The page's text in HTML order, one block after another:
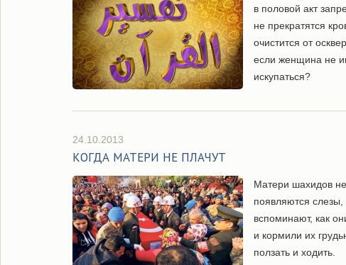
в половой акт
не прекратятся
очистится от
если женщина не
искупаться?
24.10.2013
КОГДА МАТЕРИ НЕ ПЛАЧУТ
Матери шахидов
появляются
вспоминают, как
и кормили их
ползать и ходить.